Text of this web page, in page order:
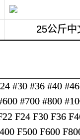
25公斤中
#30 #36 #40
#700 #800
F24 F30 F36
F500 F600